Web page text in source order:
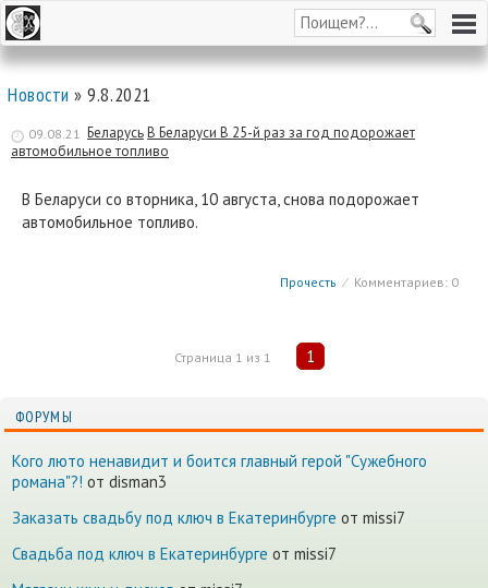
Новости » 9.8.2021
09.08.21 БеларусьВ Беларуси В 25-й раз за год подорожает
автомобильное топливо
В Беларуси со вторника, 10 августа, снова подорожает
автомобильное топливо.
Прочесть ⁄ Комментариев: 0
Страница 1 из 1 1
ФОРУМЫ
Кого люто ненавидит и боится главный герой "Сужебного
романа"?! от disman3
Заказать свадьбу под ключ в Екатеринбурге от missi7
Cвадьба под ключ в Екатеринбурге от missi7